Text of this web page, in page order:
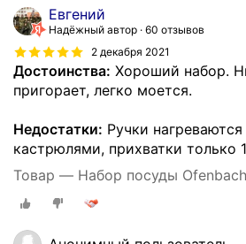
Евгений
Надёжный автор 60 отзывов
2 декабря 2021
Достоинства: Хороший набор.
пригорает, легко моется.
Недостатки: Ручки
кастрюлями, прихватки только
Товар — Набор посуды